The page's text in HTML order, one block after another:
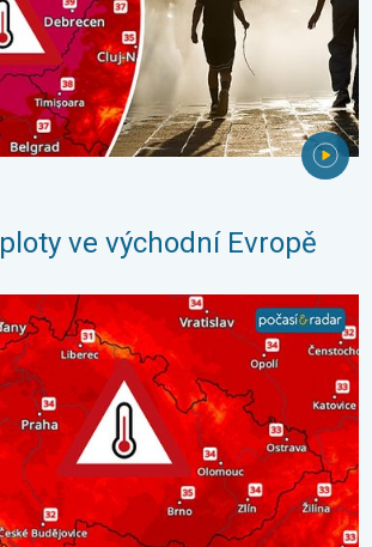
ve východní Evropě
se vrátí v neděli. Ochlazení jen krátké.